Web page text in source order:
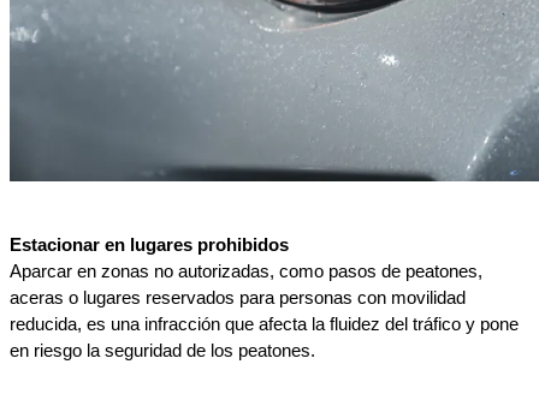
Estacionar en lugares prohibidos
Aparcar en zonas no autorizadas, como pasos de peatones,
aceras o lugares reservados para personas con movilidad
reducida, es una infracción que afecta la fluidez del tráfico y pone
en riesgo la seguridad de los peatones.